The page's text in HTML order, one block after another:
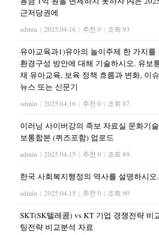
근저당권에
admin | 2025.04.16 | 추천 0 | 조회 93
유아교육과1)유아의 놀이주제 한 가지를
환경구성 방안에 대해 기술하시오. 유보
재 유아교육, 보육 정책 흐름과 변화, 이
뉴스 또는 신문기
admin | 2025.04.16 | 추천 0 | 조회 87
이러닝 사이버강의 족보 자료실 문화기
보통합본 (퀴즈포함) 업로드
admin | 2025.04.15 | 추천 0 | 조회 89
한국 사회복지행정의 역사를 설명하시오
admin | 2025.04.15 | 추천 0 | 조회 90
SKT(SK텔레콤) vs KT 기업 경쟁전략 비
팅전략 비교분석 자료